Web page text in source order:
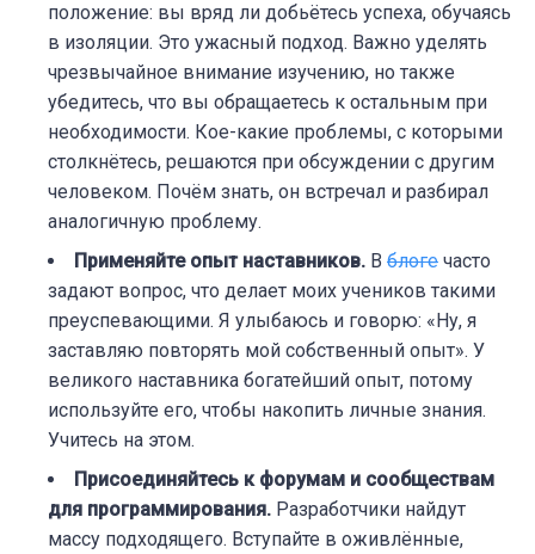
положение: вы вряд ли добьётесь успеха, обучаясь
в изоляции. Это ужасный подход. Важно уделять
чрезвычайное внимание изучению, но также
убедитесь, что вы обращаетесь к остальным при
необходимости. Кое-какие проблемы, с которыми
столкнётесь, решаются при обсуждении с другим
человеком. Почём знать, он встречал и разбирал
аналогичную проблему.
Применяйте опыт наставников. В блоге часто
задают вопрос, что делает моих учеников такими
преуспевающими. Я улыбаюсь и говорю: «Ну, я
заставляю повторять мой собственный опыт». У
великого наставника богатейший опыт, потому
используйте его, чтобы накопить личные знания.
Учитесь на этом.
Присоединяйтесь к форумам и сообществам
для программирования. Разработчики найдут
массу подходящего. Вступайте в оживлённые,